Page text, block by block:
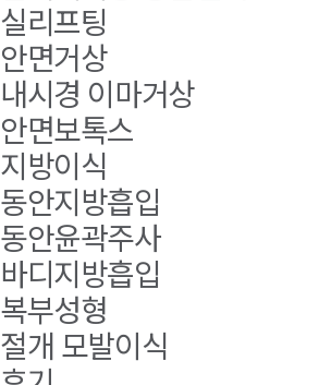
실리프팅
안면거상
내시경 이마거상
안면보톡스
지방이식
동안지방흡입
동안윤곽주사
바디지방흡입
복부성형
절개 모발이식